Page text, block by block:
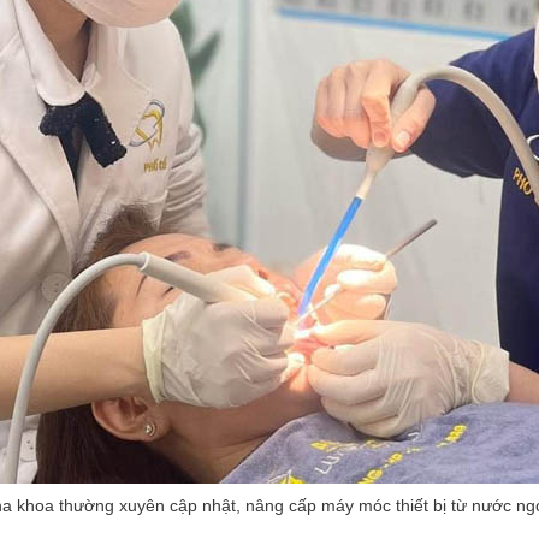
khoa thường xuyên cập nhật, nâng cấp máy móc thiết bị từ nước